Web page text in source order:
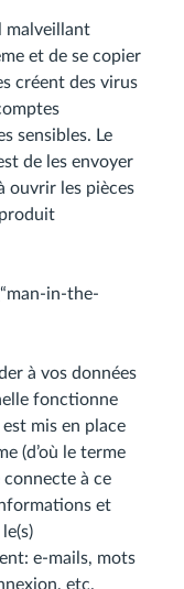
malveillant
et de se copier
créent des virus
sensibles. Le
de les envoyer
ouvrir les pièces
in-the-
à vos données
fonctionne
mis en place
(d’où le terme
connecte à ce
et
e-mails, mots
etc.